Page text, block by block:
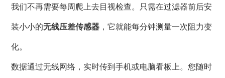
我们不再需要每周爬上去目视检查。只需在过滤器前后安
装小小的无线压差传感器 ，它就能每分钟测量一次阻力变
化。
数据通过无线网络，实时传到手机或电脑看板上。您随时